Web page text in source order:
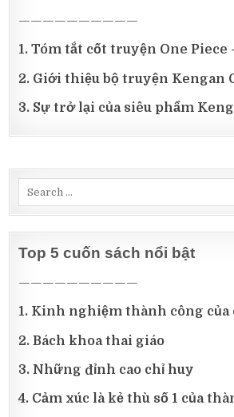
——————————
1. Tóm tắt cốt truyện One Piece
2. Giới thiệu bộ truyện Kengan
3. Sự trở lại của siêu phẩm
Top 5 cuốn sách nổi bật
——————————
1. Kinh nghiệm thành công của
2. Bách khoa thai giáo
3. Những đỉnh cao chỉ huy
4. Cảm xúc là kẻ thù số 1 của